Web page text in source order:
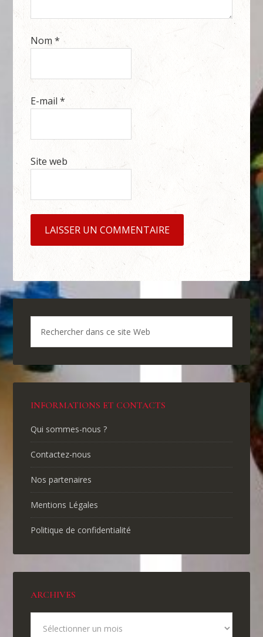
Nom*
E-mail*
Site web
INFORMATIONS ET CONTACTS
Qui sommes-nous ?
Contactez-nous
Nos partenaires
Mentions Légales
Politique de confidentialité
ARCHIVES